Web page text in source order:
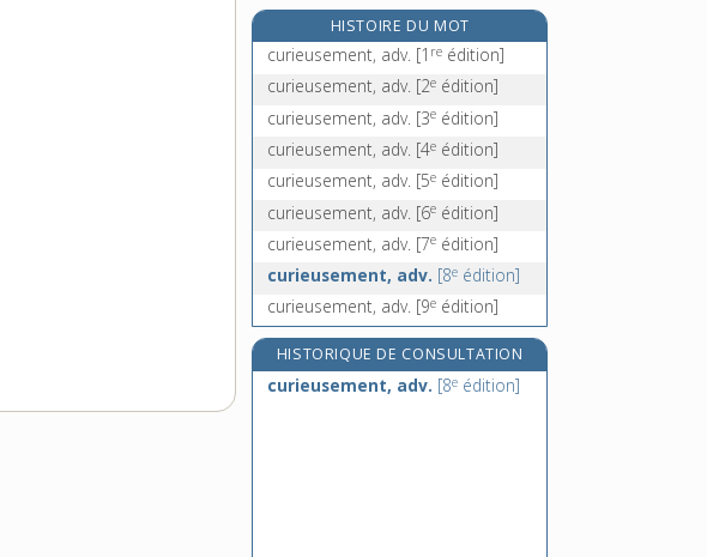
curiste, n.
curium, n. m.
curling, n. m.
HISTOIRE DU MOT
curieusement, adv. [1 re édition]
curieusement, adv. [2e édition]
curieusement, adv. [3e édition]
curieusement, adv. [4e édition]
curieusement, adv. [5e édition]
curieusement, adv. [6e édition]
curieusement, adv. [7e édition]
curieusement, adv. [8e édition]
curieusement, adv. [9e édition]
HISTORIQUE DE CONSULTATION
curieusement, adv. [8e édition]